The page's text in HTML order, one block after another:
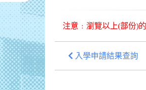
注意﹕瀏覽以上(部份)的
入學申請結果查詢